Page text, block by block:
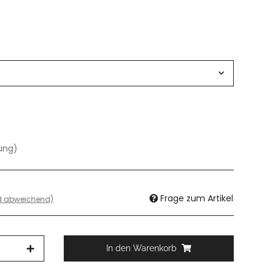
abweichend) Frage zum Artikel
In den Warenkorb